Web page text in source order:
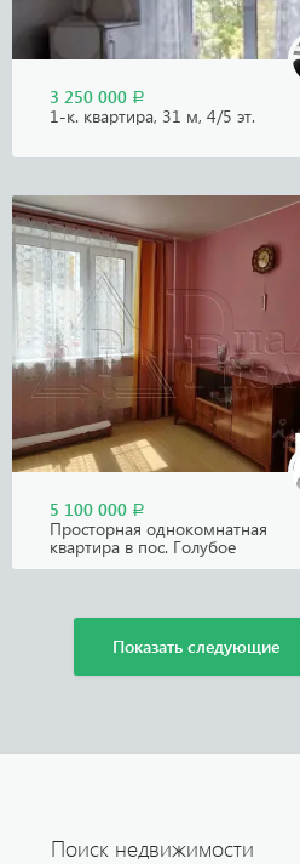
3 250 000 Р
1-к. квартира, 31 м, 4/5 эт.
5 100 000 Р
Просторная однокомнатная
квартира в пос. Голубое
Московской области
Показать следующие
Поиск недвижимости